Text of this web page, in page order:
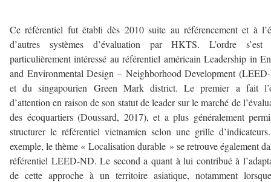
Ce référentiel fut établi dès 2010 suite au référencement et à
d’autres systèmes d’évaluation par HKTS. L’ordre s’est
particulièrement intéressé au référentiel américain Leadership in
and Environmental Design – Neighborhood Development
et du singapourien Green Mark district. Le premier a fait
d’attention en raison de son statut de leader sur le marché de
des écoquartiers (Doussard, 2017), et a plus généralement
structurer le référentiel vietnamien selon une grille
exemple, le thème « Localisation durable » se retrouve également
référentiel LEED-ND. Le second a quant à lui contribué à
de cette approche à un territoire asiatique, notamment